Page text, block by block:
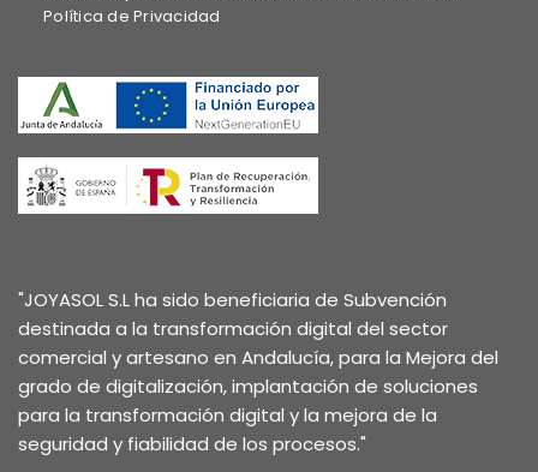
Política de Privacidad
"JOYASOL S.L ha sido beneficiaria de Subvención
destinada a la transformación digital del sector
comercial y artesano en Andalucía, para la Mejora del
grado de digitalización, implantación de soluciones
para la transformación digital y la mejora de la
seguridad y fiabilidad de los procesos."